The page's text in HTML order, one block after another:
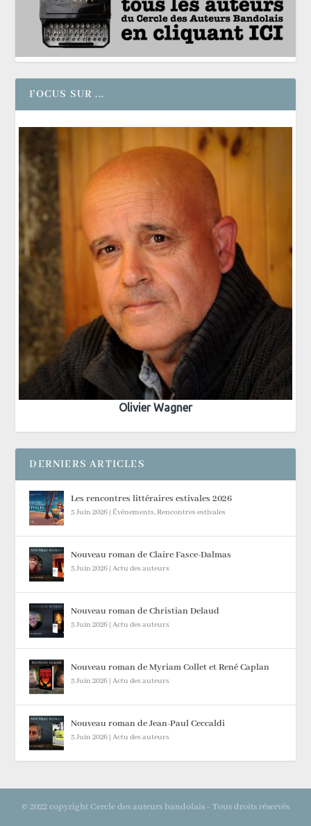
FOCUS SUR ...
Olivier Wagner
DERNIERS ARTICLES
Les rencontres littéraires estivales 2026
5 Juin 2026 | Événements, Rencontres estivales
Nouveau roman de Claire Fasce-Dalmas
5 Juin 2026 |Actu des auteurs
Nouveau roman de Christian Delaud
5 Juin 2026 |Actu des auteurs
Nouveau roman de Myriam Collet et René Caplan
5 Juin 2026 |Actu des auteurs
Nouveau roman de Jean-Paul Ceccaldi
5 Juin 2026 |Actu des auteurs
© 2022 copyright Cercle des auteurs bandolais - Tous droits réservés